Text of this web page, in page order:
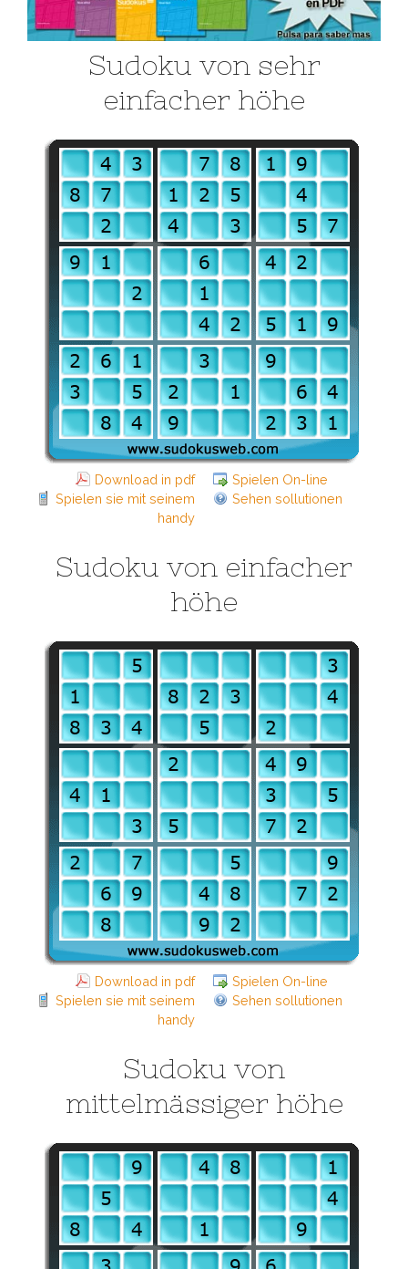
Sudoku von sehr
einfacher höhe
Download in pdf
Spielen On-line
Spielen sie mit seinem
handy
Sehen sollutionen
Sudoku von einfacher
höhe
Download in pdf
Spielen On-line
Spielen sie mit seinem
handy
Sehen sollutionen
Sudoku von
mittelmässiger höhe